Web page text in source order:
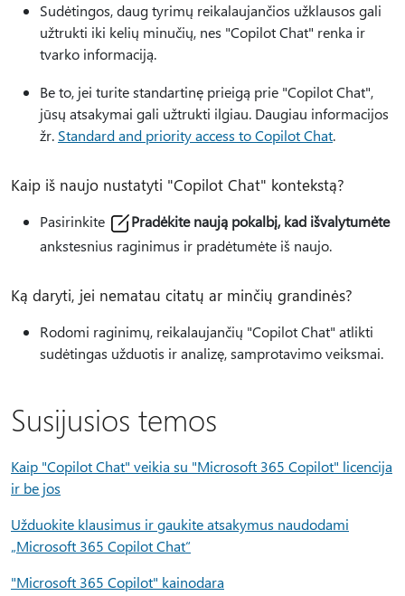
Sudėtingos, daug tyrimų reikalaujančios užklausos gali
užtrukti iki kelių minučių, nes "Copilot Chat" renka ir
tvarko informaciją.
Be to, jei turite standartinę prieigą prie "Copilot Chat",
jūsų atsakymai gali užtrukti ilgiau. Daugiau informacijos
žr. Standard and priority access to Copilot Chat.
Kaip iš naujo nustatyti "Copilot Chat" kontekstą?
Pasirinkite
Pradėkite naują pokalbį, kad išvalytumėte
ankstesnius raginimus ir pradėtumėte iš naujo.
Ką daryti, jei nematau citatų ar minčių grandinės?
Rodomi raginimų, reikalaujančių "Copilot Chat" atlikti
sudėtingas užduotis ir analizę, samprotavimo veiksmai.
Susijusios temos
Kaip "Copilot Chat" veikia su "Microsoft 365 Copilot" licencija
ir be jos
Užduokite klausimus ir gaukite atsakymus naudodami
„Microsoft 365 Copilot Chat“
"Microsoft 365 Copilot" kainodara